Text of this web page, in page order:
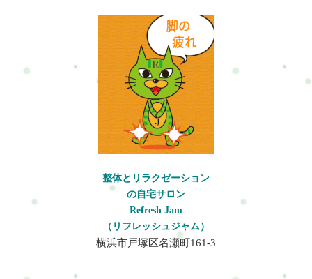
間が経っても体型が戻らない・抱っこや授乳で肩・腰・背中が
つらい・寝ても疲れが取れない・イライラや気分の落ち込みが
ある・運動不足で体が重く、むくみが気になるがんばり過ぎに
よりストレス・疲れで育児が楽しめない･･･育児は楽しいけど、
体がボロボロ･･･実はそれ、“体のゆがみ”や“自律神経の乱れ”が
関係していることもあります。少しだけ自分のための時間をつ
くってカラダとココロをリセットしてみませんか？ご家族にお
子さんを預けて、月に1回のリフレッシュ時間としてもおすすめ
です。イキイキしたあなたへ･･･(^o^)【産後リセットボディケア
イヘッドスパを組み合わせた、産後ママ専用のトータルケアで
す。出産や育児で崩れやすい・骨盤バランス・筋肉の緊張・自
律神経を整えながら、体と心を同時にケアしていきます。◆脚
のむくみ・疲れが気になる方 → リフレがおすすめ◆ストレス・
メンタル疲労がある方 → ヘッドがおすすめ産後リセットボディ
が受けられますか？→ はい、大丈夫です。産後5年・10年経って
整体とリラクゼーション
の自宅サロン
Refresh Jam
（リフレッシュジャム）
横浜市戸塚区名瀬町161-3